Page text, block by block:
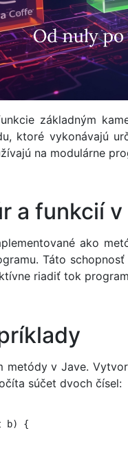
základným
ktoré vykonávajú
na modulárne
a funkcií v
ako
Táto
riadiť tok
metódy v Jave.
súčet dvoch čísel:
b) {